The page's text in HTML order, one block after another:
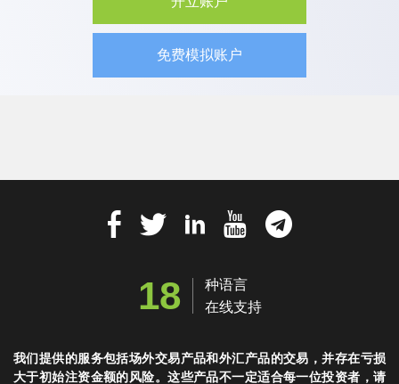
免费模拟账户
18
种语言
在线支持
我们提供的服务包括场外交易产品和外汇产品的交易，并存在亏损
大于初始注资金额的风险。这些产品不一定适合每一位投资者，请